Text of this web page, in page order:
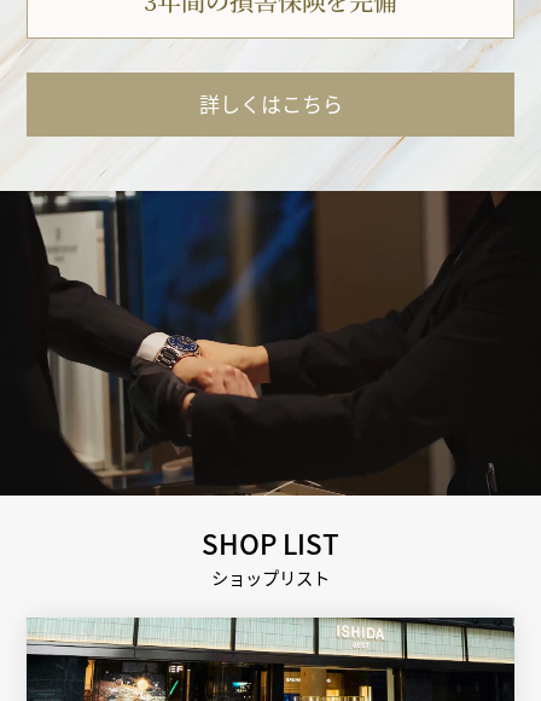
詳しくはこちら
SHOP LIST
ショップリスト